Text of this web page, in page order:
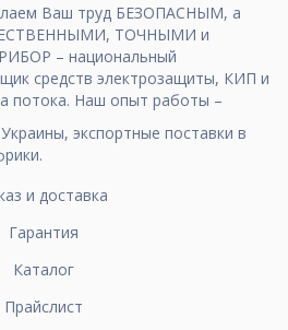
Ваш труд БЕЗОПАСНЫМ, а
ТОЧНЫМИ и
– национальный
средств электрозащиты, КИП и
потока. Наш опыт работы –
экспортные поставки в
и доставка
Гарантия
Каталог
Прайслист